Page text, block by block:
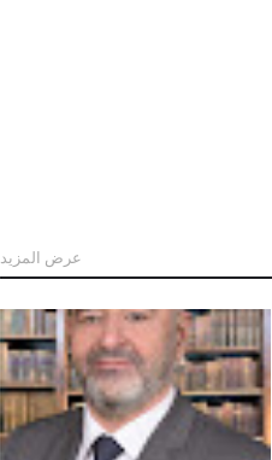
عرض المزيد